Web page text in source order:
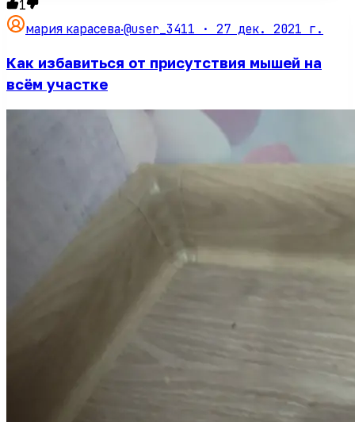
1
мария карасева·@user_3411 · 27 дек. 2021 г.
Как избавиться от присутствия мышей на
всём участке